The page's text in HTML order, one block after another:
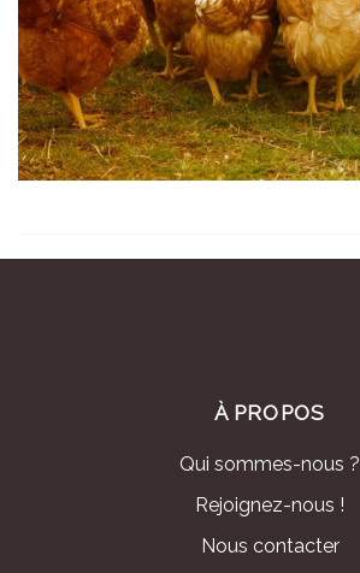
À PROPOS
Qui sommes-nous ?
Rejoignez-nous !
Nous contacter